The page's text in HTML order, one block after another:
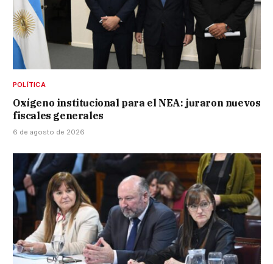
POLÍTICA
Oxígeno institucional para el NEA: juraron nuevos
fiscales generales
6 de agosto de 2026